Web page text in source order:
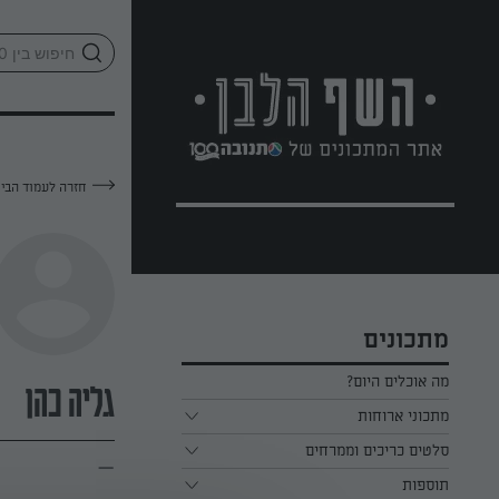
מתכונים
מה אוכלים היום?
מתכוני ארוחות
ארוחת בוקר
ארוחת צהריים
סלטים כריכים וממרחים
כל הסלטים כריכים וממרחים
תוספות
חזרה לעמוד
גליה כהן
—